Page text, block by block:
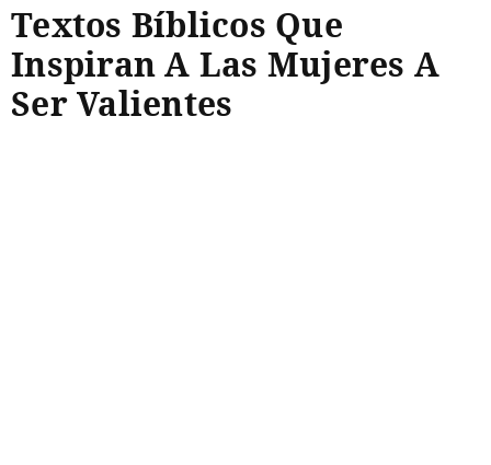
Textos Bíblicos Que
Inspiran A Las Mujeres A
Ser Valientes